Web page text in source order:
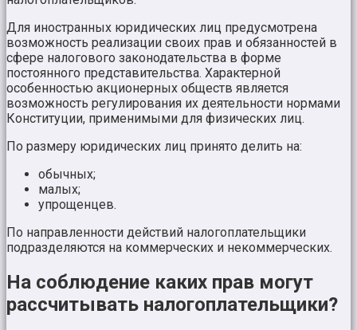
Для иностранных юридических лиц предусмотрена
возможность реализации своих прав и обязанностей в
сфере налогового законодательства в форме
постоянного представительства. Характерной
особенностью акционерных обществ является
возможность регулирования их деятельности нормами
Конституции, применимыми для физических лиц.
По размеру юридических лиц принято делить на:
обычных;
малых;
упрощенцев.
По направленности действий налогоплательщики
подразделяются на коммерческих и некоммерческих.
На соблюдение каких прав могут
рассчитывать налогоплательщики?